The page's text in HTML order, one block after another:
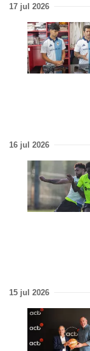
17 jul 2026
16 jul 2026
15 jul 2026